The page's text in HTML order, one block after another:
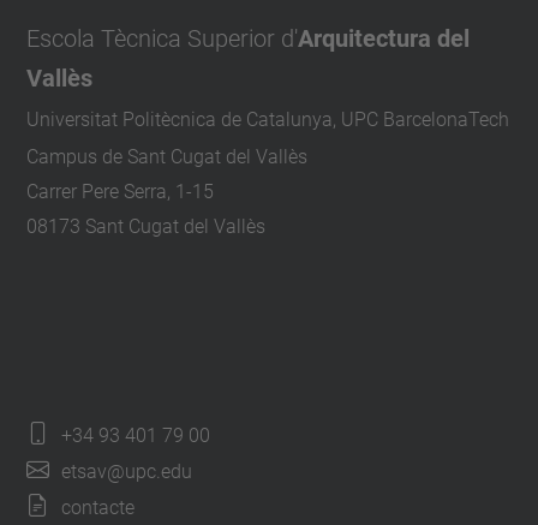
Escola Tècnica Superior d'Arquitectura del
Vallès
Universitat Politècnica de Catalunya, UPC BarcelonaTech
Campus de Sant Cugat del Vallès
Carrer Pere Serra, 1-15
08173 Sant Cugat del Vallès
+34 93 401 79 00
etsav@upc.edu
contacte